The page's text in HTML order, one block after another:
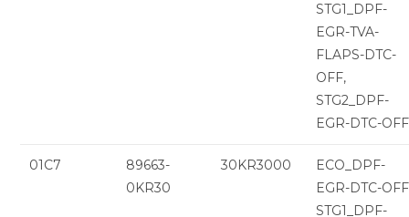
STG1_DPF-
EGR-TVA-
FLAPS-DTC-
OFF,
STG2_DPF-
EGR-DTC-OFF
01C7
89663-
0KR30
30KR3000
ECO_DPF-
EGR-DTC-
STG1_DPF-